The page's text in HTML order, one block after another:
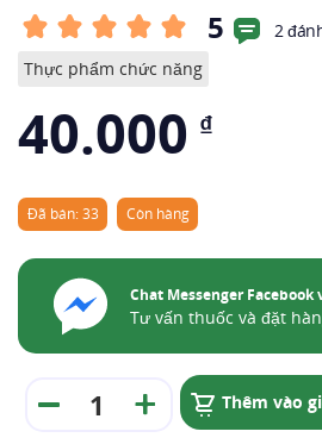
5
2
Thực phẩm chức năng
40.000 ₫
Đã bán: 33 Còn hàng
Chat Messenger
Tư vấn thuốc và đặt
Thêm vào